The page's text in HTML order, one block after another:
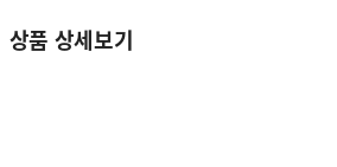
상품 상세보기